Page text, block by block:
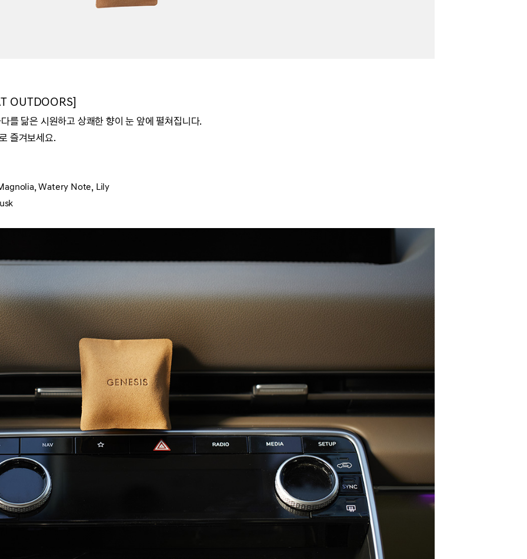
OUTDOORS]
를 닮은 시원하고 상쾌한 향이 눈 앞에 펼쳐집니다.
즐겨보세요.
Watery Note, Lily